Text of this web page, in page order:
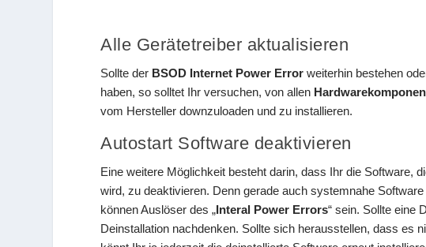
Alle Gerätetreiber aktualisieren
Sollte der BSOD Internet Power Error weiterhin bestehen
haben, so solltet Ihr versuchen, von allen
vom Hersteller downzuloaden und zu installieren.
Autostart Software deaktivieren
Eine weitere Möglichkeit besteht darin, dass Ihr die Software,
wird, zu deaktivieren. Denn gerade auch systemnahe Software
können Auslöser des „Interal Power Errors“ sein. Sollte eine
Deinstallation nachdenken. Sollte sich herausstellen, dass es